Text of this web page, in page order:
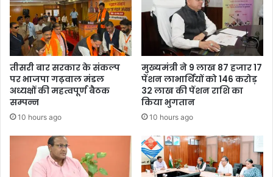
तीसरी बार सरकार के संकल्प
पर भाजपा गढ़वाल मंडल
अध्यक्षों की महत्वपूर्ण बैठक
सम्पन्न
10 hours ago
मुख्यमंत्री ने 9 लाख 87 हजार 17
पेंशन लाभार्थियों को 146 करोड़
32 लाख की पेंशन राशि का
किया भुगतान
10 hours ago